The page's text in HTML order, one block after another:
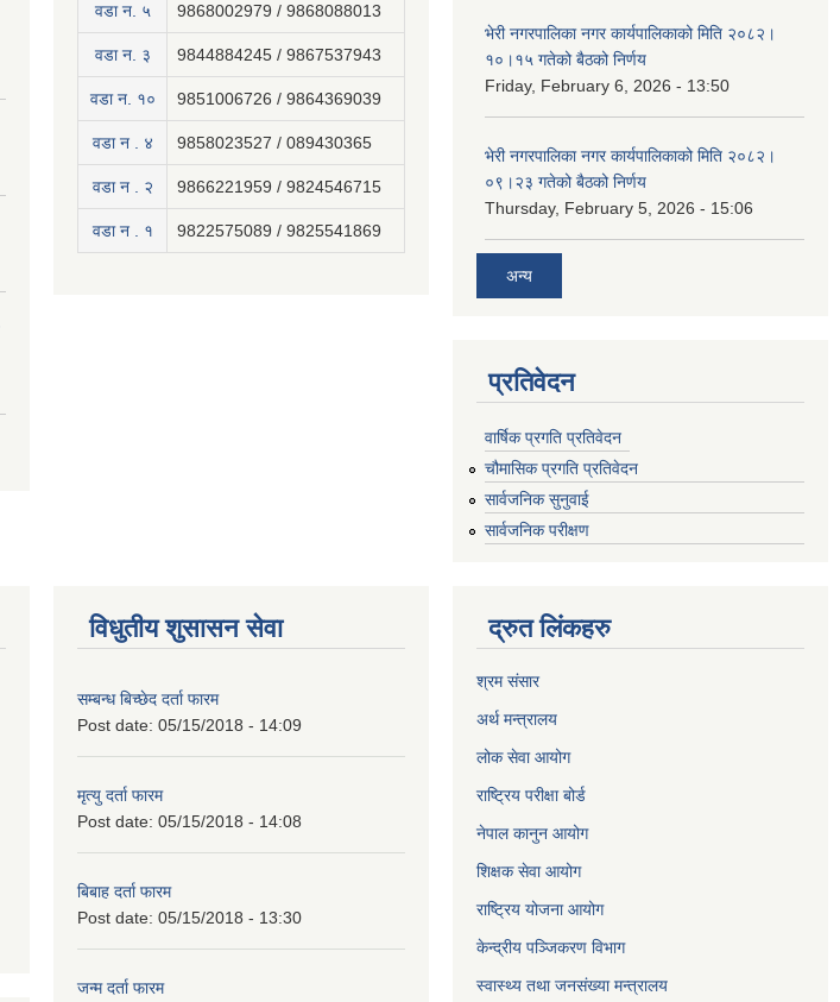
वडा न. ५ 9868002979 / 9868088013
वडा न. ३ 9844884245 / 9867537943
वडा न. १० 9851006726 / 9864369039
वडा न . ४ 9858023527 / 089430365
वडा न . २ 9866221959 / 9824546715
वडा न . १ 9822575089 / 9825541869
भेरी नगरपालिका नगर कार्यपालिकाको मिति २०८२।
१०।१५ गतेको बैठको निर्णय
Friday, February 6, 2026 - 13:50
भेरी नगरपालिका नगर कार्यपालिकाको मिति २०८२।
०९।२३ गतेको बैठको निर्णय
Thursday, February 5, 2026 - 15:06
अन्य
प्रतिवेदन
वार्षिक प्रगति प्रतिवेदन
चौमासिक प्रगति प्रतिवेदन
सार्वजनिक सुनुवाई
सार्वजनिक परीक्षण
विधुतीय शुसासन सेवा
सम्बन्ध बिच्छेद दर्ता फारम
Post date: 05/15/2018 - 14:09
मृत्यु दर्ता फारम
Post date: 05/15/2018 - 14:08
बिबाह दर्ता फारम
Post date: 05/15/2018 - 13:30
जन्म दर्ता फारम
द्रुत लिंकहरु
श्रम संसार
अर्थ मन्त्रालय
लोक सेवा आयोग
राष्ट्रिय परीक्षा बोर्ड
नेपाल कानुन आयोग
शिक्षक सेवा आयोग
राष्ट्रिय योजना आयोग
केन्द्रीय पञ्जिकरण विभाग
स्वास्थ्य तथा जनसंख्या मन्त्रालय